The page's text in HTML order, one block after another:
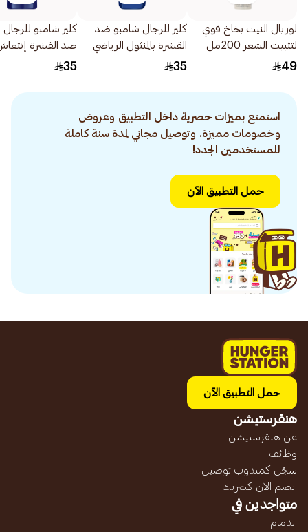
لوريال النيت بخاخ قوي
لتثبيت الشعر 200مل
49
كلير للرجال شامبو ضد
القشرة بالمنثول الرياضي
البارد 600مل
35
كلير شامبو
ضد القشرة
35
استمتع بميزات حصرية داخل التطبيق وعروض
وخصومات مميزة. وتوصيل مجاني لمدة سنة كاملة
للمستخدمين الجدد!
حمل التطبيق الآن
حمل التطبيق الآن
هنقرستيشن
عن هنقرستيشن
وظائف
سجّل كمندوب توصيل
انضم الآن كشريك
متواجدين في
الدمام